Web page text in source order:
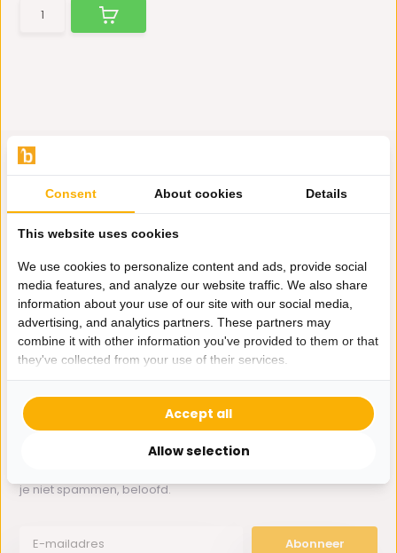
Hulp nodig?
Wij zitten voor je klaar.
Whatsapp ons
0162-231130
klantenservice@bazaaronline.nl
je niet spammen, beloofd.
Abonneer
Consent About cookies Details
This website uses cookies
We use cookies to personalize content and ads, provide social
media features, and analyze our website traffic. We also share
information about your use of our site with our social media,
advertising, and analytics partners. These partners may
combine it with other information you've provided to them or that
they've collected from your use of their services.
Allow selection
Accept all